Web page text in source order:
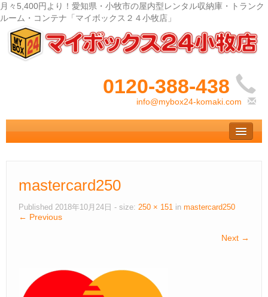
月々5,400円より！愛知県・小牧市の屋内型レンタル収納庫・トランク
ルーム・コンテナ「マイボックス２４小牧店」
0120-388-438‬
info@mybox24-komaki.com
トップ
– Top –
– User guide –
Ｑ＆Ａ
mastercard250
Published 2018年10月24日 - size: 250 × 151 in mastercard250
← Previous
Next →